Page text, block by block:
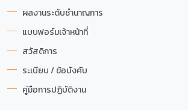
ผลงานระดับชำนาญการ
แบบฟอร์มเจ้าหน้าที่
สวัสดิการ
ระเบียบ / ข้อบังคับ
คู่มือการปฏิบัติงาน